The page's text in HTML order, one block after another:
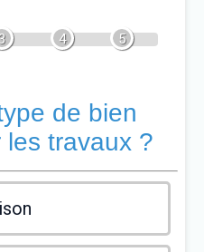
3 4 5
de bien
travaux ?